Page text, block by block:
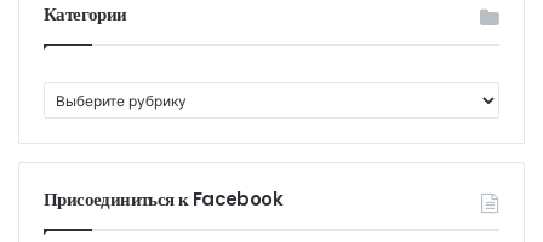
Категории
а
т
г
Присоединиться к Facebook